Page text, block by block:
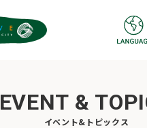
EVENT &
イベント&トピックス